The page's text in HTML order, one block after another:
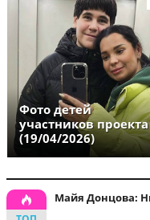
Фото детей
участников проекта
(19/04/2026)
Майя Донцова: